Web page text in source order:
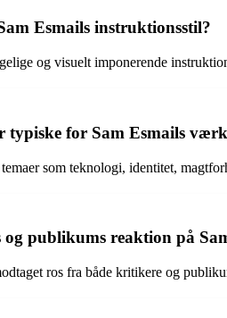
Esmails instruktionsstil?
og visuelt imponerende
typiske for Sam Esmails
som teknologi, identitet,
publikums reaktion på
ros fra både kritikere og